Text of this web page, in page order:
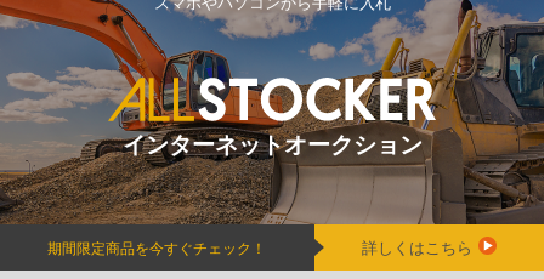
インターネットオークション
期間限定商品を今すぐチェック！ 詳しくはこちら